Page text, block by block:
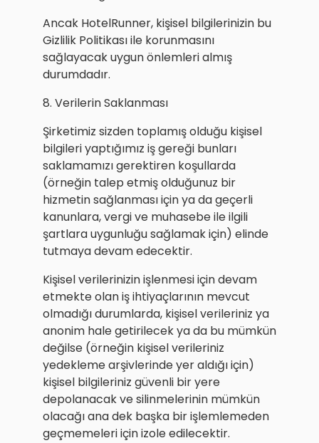
Ancak HotelRunner, kişisel bilgilerinizin bu
Gizlilik Politikası ile korunmasını
sağlayacak uygun önlemleri almış
durumdadır.
8. Verilerin Saklanması
Şirketimiz sizden toplamış olduğu kişisel
bilgileri yaptığımız iş gereği bunları
saklamamızı gerektiren koşullarda
(örneğin talep etmiş olduğunuz bir
hizmetin sağlanması için ya da geçerli
kanunlara, vergi ve muhasebe ile ilgili
şartlara uygunluğu sağlamak için) elinde
tutmaya devam edecektir.
Kişisel verilerinizin işlenmesi için devam
etmekte olan iş ihtiyaçlarının mevcut
olmadığı durumlarda, kişisel verileriniz ya
anonim hale getirilecek ya da bu mümkün
değilse (örneğin kişisel verileriniz
yedekleme arşivlerinde yer aldığı için)
kişisel bilgileriniz güvenli bir yere
depolanacak ve silinmelerinin mümkün
olacağı ana dek başka bir işlemlemeden
geçmemeleri için izole edilecektir.